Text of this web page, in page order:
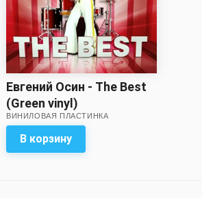
Евгений Осин - The Best
(Green vinyl)
ВИНИЛОВАЯ ПЛАСТИНКА
В корзину